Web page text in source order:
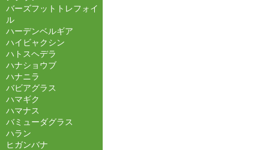
バーズフットトレフォイ
ル
ハーデンベルギア
ハイビャクシン
ハトスヘデラ
ハナショウブ
ハナニラ
バビアグラス
ハマギク
ハマナス
バミューダグラス
ハラン
ヒガンバナ